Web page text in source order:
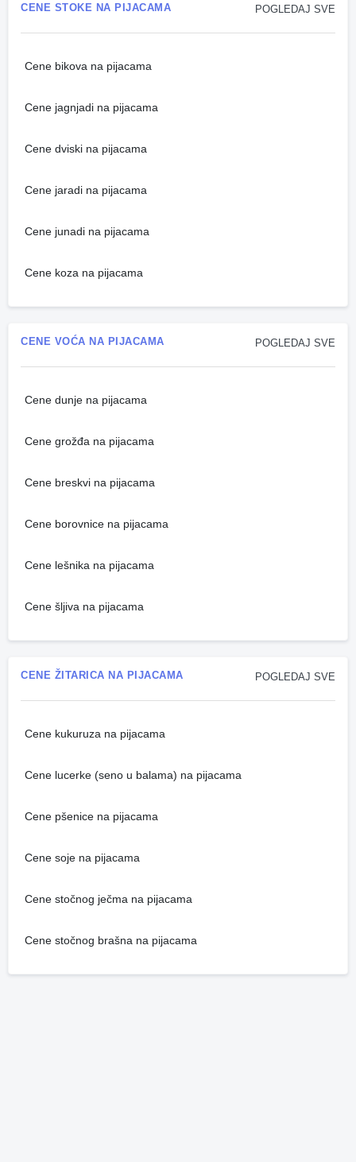
POGLEDAJ SVE
CENE STOKE NA PIJACAMA
Cene bikova na pijacama
Cene jagnjadi na pijacama
Cene dviski na pijacama
Cene jaradi na pijacama
Cene junadi na pijacama
Cene koza na pijacama
POGLEDAJ SVE
CENE VOĆA NA PIJACAMA
Cene dunje na pijacama
Cene grožđa na pijacama
Cene breskvi na pijacama
Cene borovnice na pijacama
Cene lešnika na pijacama
Cene šljiva na pijacama
POGLEDAJ SVE
CENE ŽITARICA NA PIJACAMA
Cene kukuruza na pijacama
Cene lucerke (seno u balama) na pijacama
Cene pšenice na pijacama
Cene soje na pijacama
Cene stočnog ječma na pijacama
Cene stočnog brašna na pijacama